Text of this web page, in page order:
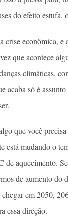
do efeito estufa,
crise econômica, e
que acontece
climáticas,
acaba só é
que você
está mudando o
de aquecimento.
de aumento do
em 2050,
essa direção.